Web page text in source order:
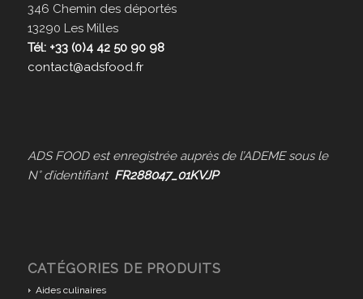
346 Chemin des déportés
13290 Les Milles
Tél: +33 (0)4 42 50 90 98
contact@adsfood.fr
ADS FOOD est enregistrée auprès de l’ADEME sous le
N° d’identifiant FR288047_01KVJP
CATÉGORIES DE PRODUITS
Aides culinaires